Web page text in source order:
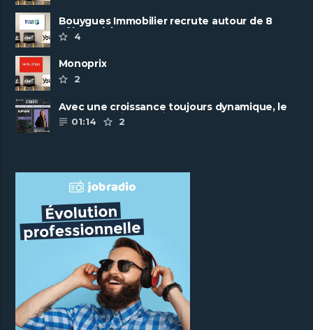
Bouygues Immobilier recrute autour de 8
pôles métiers
4
Monoprix
2
Avec une croissance toujours dynamique, le
groupe Scalian continue de ......
01:14 2